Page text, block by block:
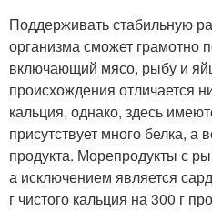
Поддерживать стабильную
организма сможет грамотно
включающий мясо, рыбу и
происхождения отличается
кальция, однако, здесь
присутствует много белка, а
продукта. Морепродукты с
а исключением является
г чистого кальция на 300 г